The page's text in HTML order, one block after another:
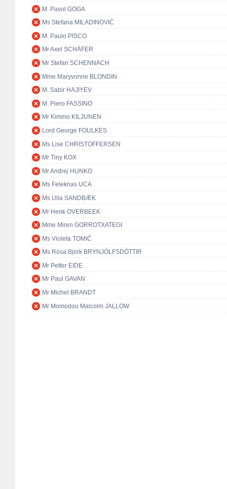
M. Pavol GOGA
Ms Stefana MILADINOVIĆ
M. Paulo PISCO
Mr Axel SCHÄFER
Mr Stefan SCHENNACH
Mme Maryvonne BLONDIN
M. Sabir HAJIYEV
M. Piero FASSINO
Mr Kimmo KILJUNEN
Lord George FOULKES
Ms Lise CHRISTOFFERSEN
Mr Tiny KOX
Mr Andrej HUNKO
Ms Feleknas UCA
Ms Ulla SANDBÆK
Mr Henk OVERBEEK
Mme Miren GORROTXATEGI
Ms Violeta TOMIĆ
Ms Rósa Björk BRYNJÓLFSDÓTTIR
Mr Petter EIDE
Mr Paul GAVAN
Mr Michel BRANDT
Mr Momodou Malcolm JALLOW